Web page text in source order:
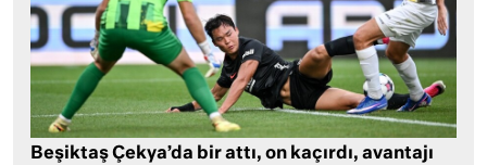
Beşiktaş Çekya’da bir attı, on kaçırdı, avantajı